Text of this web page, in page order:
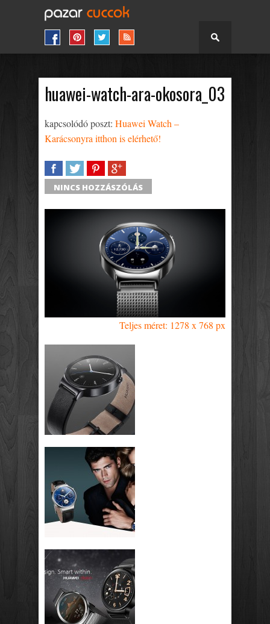
huawei-watch-ara-okosora_03
kapcsolódó poszt: Huawei Watch –
Karácsonyra itthon is elérhető!
SHARETWEETSHARESHARE
NINCS HOZZÁSZÓLÁS
Teljes méret: 1278 x 768 px